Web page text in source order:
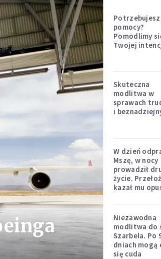
Potrzebujesz
pomocy?
Pomodlimy
Twojej
Skuteczna
modlitwa w
sprawach
i
W dzień
Mszę, w nocy
prowadził
życie.
kazał mu
Niezawodna
modlitwa do
Szarbela. Po
dniach mogą
się cuda